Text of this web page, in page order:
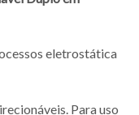
eletrostática
Para uso